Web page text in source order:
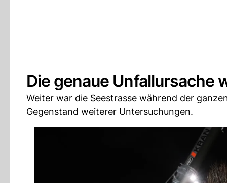
Die genaue
Weiter war die Seestrasse während der
Gegenstand weiterer Untersuchungen.